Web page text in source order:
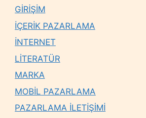
GİRİŞİM
İÇERİK PAZARLAMA
İNTERNET
LİTERATÜR
MARKA
MOBİL PAZARLAMA
PAZARLAMA İLETİŞİMİ